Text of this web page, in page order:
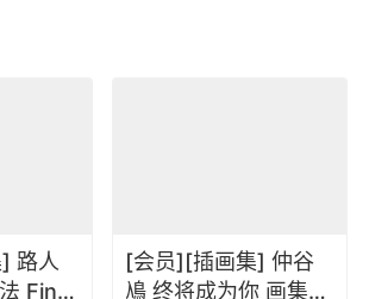
路人
Fine
[会员][插画集] 仲谷
鳰 终将成为你 画集